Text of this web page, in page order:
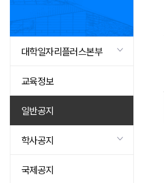
대학일자리플러스본부
교육정보
일반공지
학사공지
국제공지